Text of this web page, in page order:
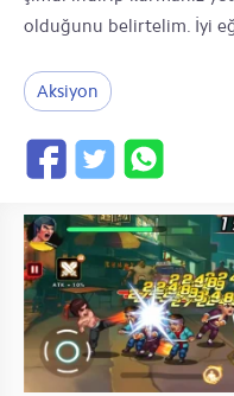
olduğunu belirtelim. İyi
Aksiyon